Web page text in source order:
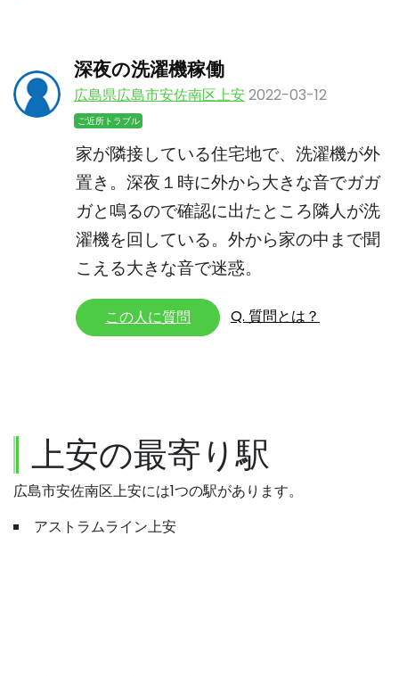
深夜の洗濯機稼働
広島県広島市安佐南区上安2022-03-12
ご近所トラブル
家が隣接している住宅地で、洗濯機が外
置き。深夜１時に外から大きな音でガガ
ガと鳴るので確認に出たところ隣人が洗
濯機を回している。外から家の中まで聞
こえる大きな音で迷惑。
この人に質問 Q. 質問とは？
上安の最寄り駅
広島市安佐南区上安には1つの駅があります。
アストラムライン上安